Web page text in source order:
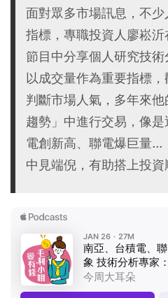
面對眾多市場訊息，不
指標，專職投資人廖崧沂
節目中分享個人研究技
以成交量作為重要指標
判斷市場人氣，多年來
趨勢」中進行交易，像
電創新高、聯電爆巨量...
中見端倪，有助搭上投資